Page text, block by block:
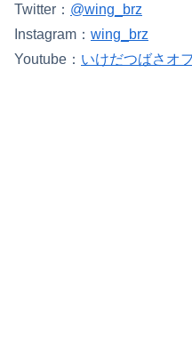
Twitter： @wing_brz
Instagram： wing_brz
Youtube： いけだつばさオ